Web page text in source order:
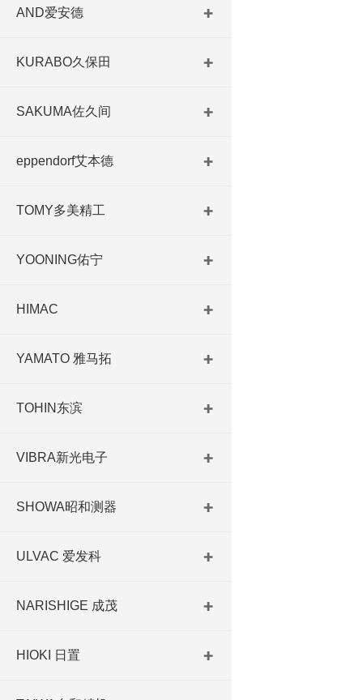
AND爱安德
KURABO久保田
SAKUMA佐久间
eppendorf艾本德
TOMY多美精工
YOONING佑宁
HIMAC
YAMATO 雅马拓
TOHIN东滨
VIBRA新光电子
SHOWA昭和测器
ULVAC 爱发科
NARISHIGE 成茂
HIOKI 日置